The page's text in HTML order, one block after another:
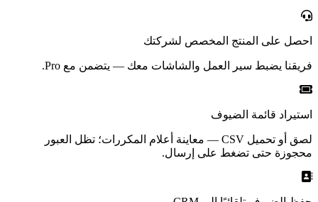
احصل على المنتج المخصص لشركتك
فريقنا يضبط سير العمل والشاشات معك — يتضمن مع Pro.
استيراد قائمة الضيوف
لصق أو تحميل CSV — معاينة أعلام المكررات؛ تظل العبور
محجوزة حتى تضغط على إرسال.